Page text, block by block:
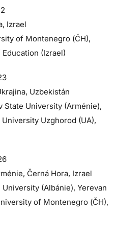
Izrael
of Montenegro (ČH),
(Izrael)
Uzbekistán
State University (Arménie),
Uzghorod (UA),
Černá Hora, Izrael
(Albánie), Yerevan
of Montenegro (ČH),